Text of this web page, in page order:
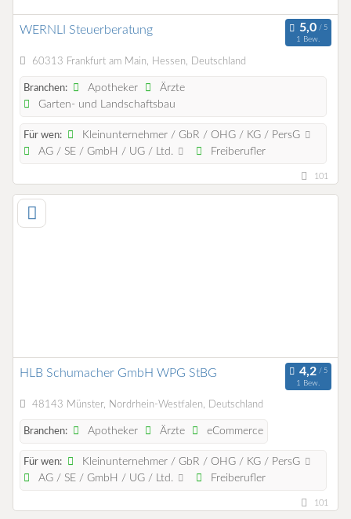
WERNLI Steuerberatung
1 Bew.
60313 Frankfurt am Main, Hessen, Deutschland
Branchen: Apotheker
Ärzte
Garten- und Landschaftsbau
Für wen:
Kleinunternehmer / GbR / OHG / KG / PersG
AG / SE / GmbH / UG / Ltd.
Freiberufler
101
HLB Schumacher GmbH WPG StBG
1 Bew.
48143 Münster, Nordrhein-Westfalen, Deutschland
Branchen: Apotheker Ärzte eCommerce
Für wen:
Kleinunternehmer / GbR / OHG / KG / PersG
AG / SE / GmbH / UG / Ltd.
Freiberufler
101